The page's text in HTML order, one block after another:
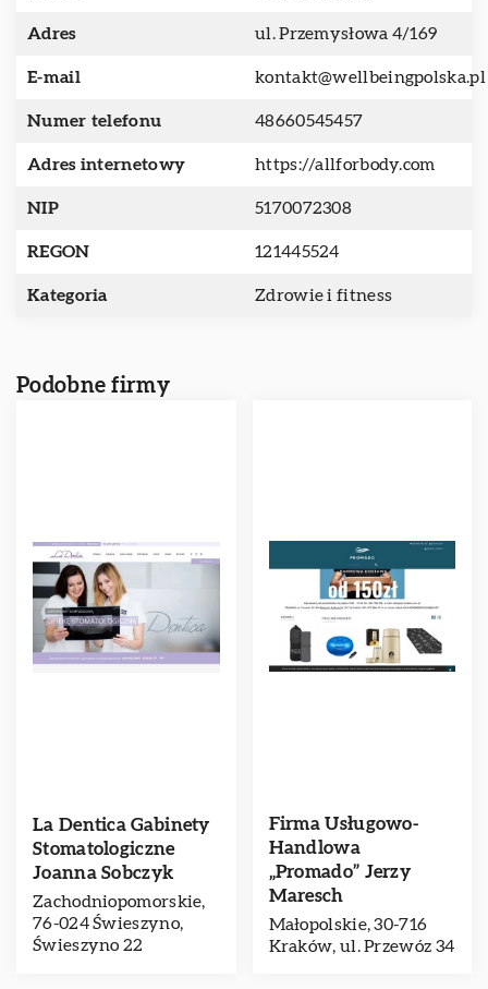
Adres ul. Przemysłowa 4/169
E-mail kontakt@wellbeingpolska.pl
Numer telefonu 48660545457
Adres internetowy https://allforbody.com
NIP 5170072308
REGON 121445524
Kategoria Zdrowie i fitness
Podobne firmy
La Dentica Gabinety
Stomatologiczne
Joanna Sobczyk
Zachodniopomorskie,
76-024 Świeszyno,
Świeszyno 22
Firma Usługowo-
Handlowa
„Promado” Jerzy
Maresch
Małopolskie, 30-716
Kraków, ul. Przewóz 34